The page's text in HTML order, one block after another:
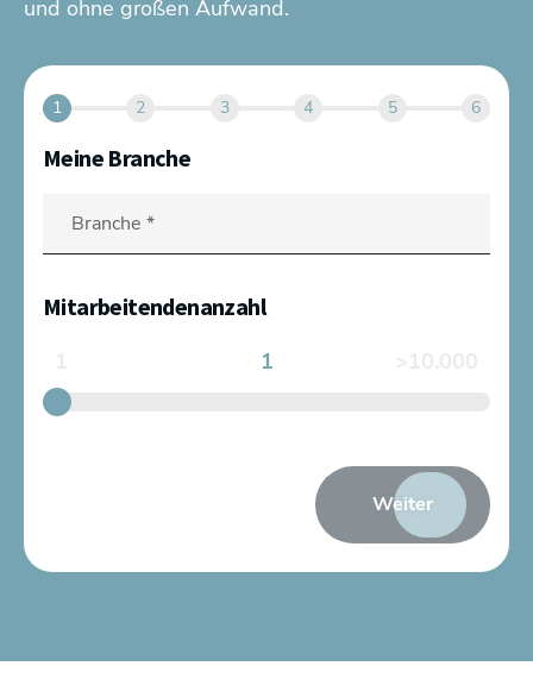
und ohne großen Aufwand.
1 2 3 4 5 6
Meine Branche
Mitarbeitendenanzahl
1
Weiter